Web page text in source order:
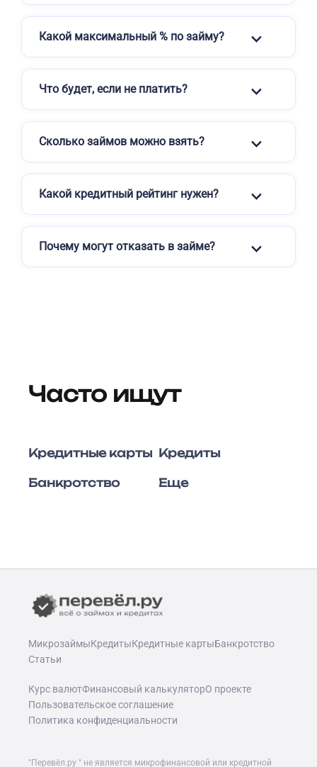
Какой максимальный % по займу?
Что будет, если не платить?
Сколько займов можно взять?
Какой кредитный рейтинг нужен?
Почему могут отказать в займе?
Часто ищут
Кредитные карты Кредиты
Банкротство Еще
МикрозаймыКредитыКредитные картыБанкротство
Статьи
Курс валютФинансовый калькуляторО проекте
Пользовательское соглашение
Политика конфиденциальности
"Перевёл.ру " не является микрофинансовой или кредитной